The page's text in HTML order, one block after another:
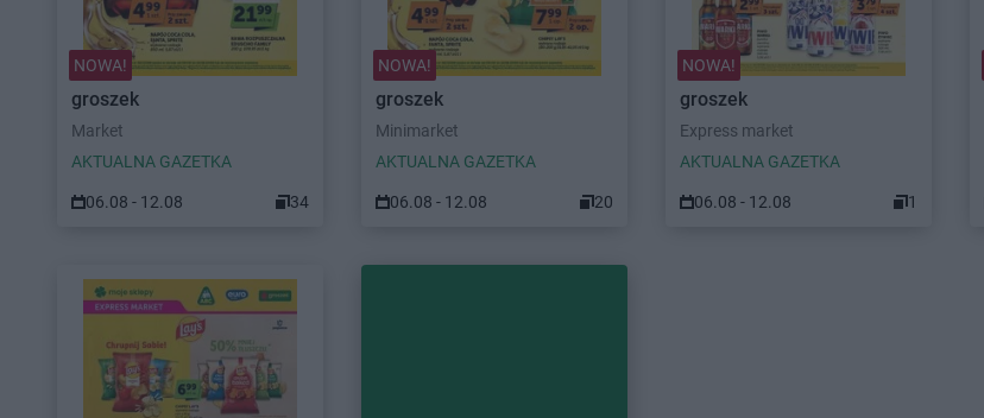
NOWA!
groszek
Market
AKTUALNA GAZETKA
06.08 - 12.08 34
NOWA!
groszek
Minimarket
AKTUALNA GAZETKA
06.08 - 12.08 20
NOWA!
groszek
Express market
AKTUALNA GAZETKA
06.08 - 12.08 1